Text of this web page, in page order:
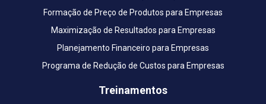
Formação de Preço de Produtos para Empresas
Maximização de Resultados para Empresas
Planejamento Financeiro para Empresas
Programa de Redução de Custos para Empresas
Treinamentos